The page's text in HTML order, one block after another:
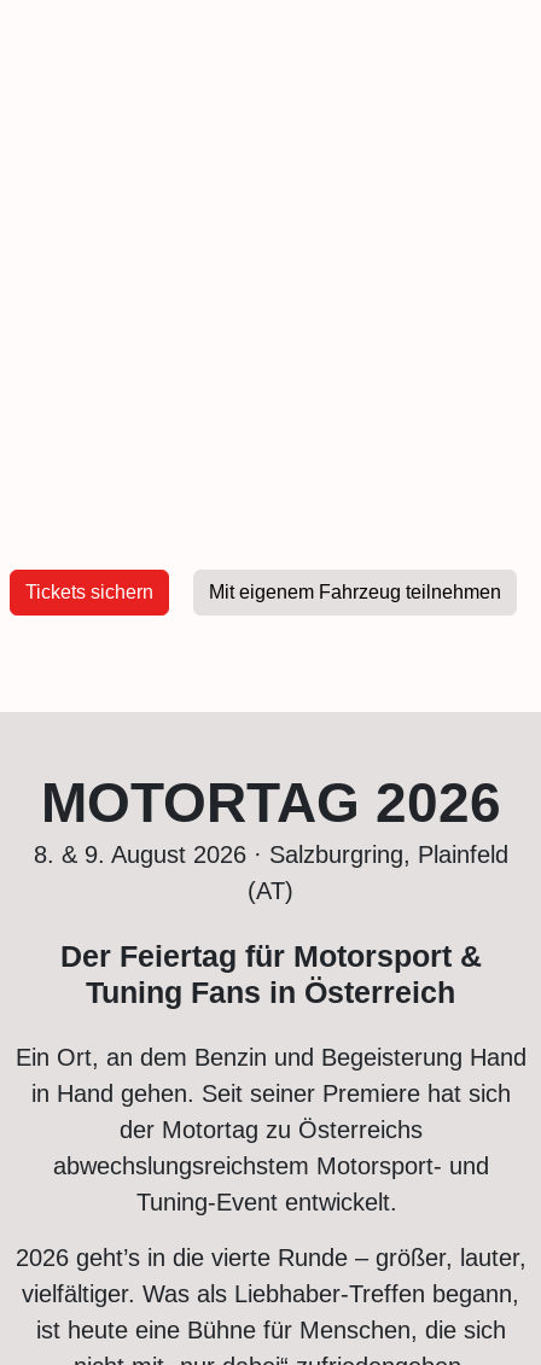
Tickets sichern Mit eigenem Fahrzeug teilnehmen
MOTORTAG 2026
8. & 9. August 2026 · Salzburgring, Plainfeld
(AT)
Der Feiertag für Motorsport &
Tuning Fans in Österreich
Ein Ort, an dem Benzin und Begeisterung Hand
in Hand gehen. Seit seiner Premiere hat sich
der Motortag zu Österreichs
abwechslungsreichstem Motorsport- und
Tuning-Event entwickelt.
2026 geht’s in die vierte Runde – größer, lauter,
vielfältiger. Was als Liebhaber-Treffen begann,
ist heute eine Bühne für Menschen, die sich